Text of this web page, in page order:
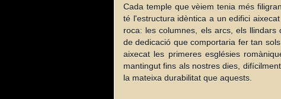
Cada temple que vèiem tenia més
té l'estructura idèntica a un edifici
roca: les columnes, els arcs, els
de dedicació que comportaria fer tan
aixecat les primeres esglésies
mantingut fins als nostres dies,
la mateixa durabilitat que aquests.